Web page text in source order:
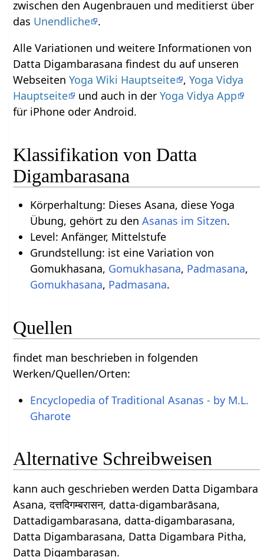
zwischen den Augenbrauen und meditierst über
das Unendliche .
Alle Variationen und weitere Informationen von
Datta Digambarasana findest du auf unseren
WebseitenYoga Wiki Hauptseite ,Yoga Vidya
Hauptseite
und auch in derYoga Vidya App
für iPhone oder Android.
Klassifikation von Datta
Digambarasana
Körperhaltung: Dieses Asana, diese Yoga
Übung, gehört zu den Asanas im Sitzen.
Level: Anfänger, Mittelstufe
Grundstellung: ist eine Variation von
Gomukhasana, Gomukhasana, Padmasana,
Gomukhasana, Padmasana.
Quellen
findet man beschrieben in folgenden
Werken/Quellen/Orten:
Encyclopedia of Traditional Asanas - by M.L.
Gharote
Alternative Schreibweisen
kann auch geschrieben werden Datta Digambara
Asana, दत्तदिगम्बरासन, datta-digambarāsana,
Dattadigambarasana, datta-digambarasana,
Datta Digambarasana, Datta Digambara Pitha,
Datta Digambarasan.